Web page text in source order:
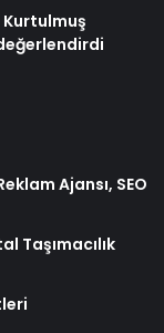
Kurtulmuş
değerlendirdi
Ajansı, SEO
Taşımacılık